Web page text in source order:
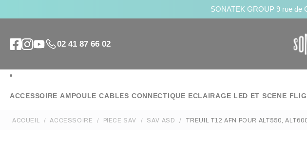
SONATEK GROUP 9 rue de
02 41 87 66 02
ACCESSOIRE AMPOULE CABLES CONNECTIQUE ECLAIRAGE LED ET SCENE
ACCUEIL ACCESSOIRE PIECE SAV SAV ASD TREUIL T12 AFN POUR ALT550,